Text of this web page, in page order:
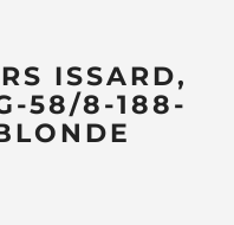
ISSARD,
58/8-188-